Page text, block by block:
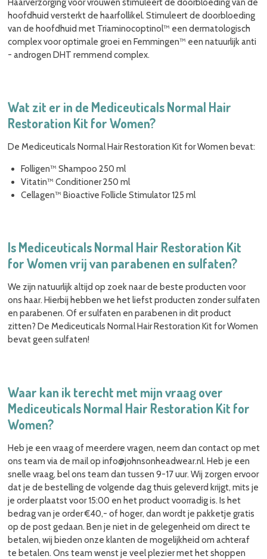
Haarverzorging voor vrouwen stimuleert de doorbloeding van de
hoofdhuid versterkt de haarfollikel. Stimuleert de doorbloeding
van de hoofdhuid met Triaminocoptinol™ een dermatologisch
complex voor optimale groei en Femmingen™ een natuurlijk anti
- androgen DHT remmend complex.
Wat zit er in de Mediceuticals Normal Hair
Restoration Kit for Women?
De Mediceuticals Normal Hair Restoration Kit for Women bevat:
Folligen™ Shampoo 250 ml
Vitatin™ Conditioner 250 ml
Cellagen™ Bioactive Follicle Stimulator 125 ml
Is Mediceuticals Normal Hair Restoration Kit
for Women vrij van parabenen en sulfaten?
We zijn natuurlijk altijd op zoek naar de beste producten voor
ons haar. Hierbij hebben we het liefst producten zonder sulfaten
en parabenen. Of er sulfaten en parabenen in dit product
zitten? De Mediceuticals Normal Hair Restoration Kit for Women
bevat geen sulfaten!
Waar kan ik terecht met mijn vraag over
Mediceuticals Normal Hair Restoration Kit for
Women?
Heb je een vraag of meerdere vragen, neem dan contact op met
ons team via de mail op info@johnsonheadwear.nl. Heb je een
snelle vraag, bel ons team dan tussen 9-17 uur. Wij zorgen ervoor
dat je de bestelling de volgende dag thuis geleverd krijgt, mits je
je order plaatst voor 15:00 en het product voorradig is. Is het
bedrag van je order €40,- of hoger, dan wordt je pakketje gratis
op de post gedaan. Ben je niet in de gelegenheid om direct te
betalen, wij bieden onze klanten de mogelijkheid om achteraf
te betalen. Ons team wenst je veel plezier met het shoppen